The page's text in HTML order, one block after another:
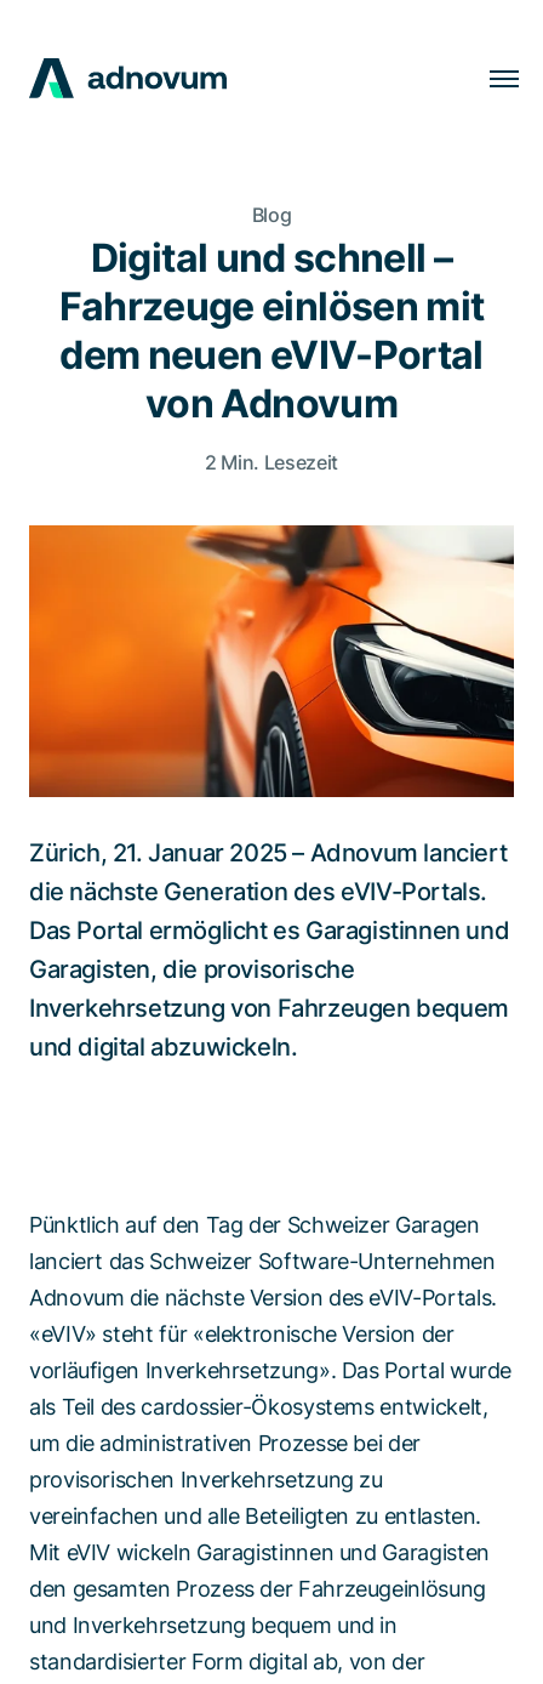
Insights
Unternehmen
Karriere
Spezialisten kontaktieren
Blog
Digital und schnell –
Fahrzeuge einlösen mit
dem neuen eVIV-Portal
von Adnovum
2 Min. Lesezeit
Zürich, 21. Januar 2025 – Adnovum lanciert
die nächste Generation des eVIV-Portals.
Das Portal ermöglicht es Garagistinnen und
Garagisten, die provisorische
Inverkehrsetzung von Fahrzeugen bequem
und digital abzuwickeln.
Pünktlich auf den Tag der Schweizer Garagen
lanciert das Schweizer Software-Unternehmen
Adnovum die nächste Version des eVIV-Portals.
«eVIV» steht für «elektronische Version der
vorläufigen Inverkehrsetzung». Das Portal wurde
als Teil des cardossier-Ökosystems entwickelt,
um die administrativen Prozesse bei der
provisorischen Inverkehrsetzung zu
vereinfachen und alle Beteiligten zu entlasten.
Mit eVIV wickeln Garagistinnen und Garagisten
den gesamten Prozess der Fahrzeugeinlösung
und Inverkehrsetzung bequem und in
standardisierter Form digital ab, von der